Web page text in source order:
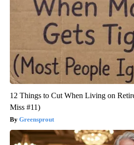
12 Things to Cut When Living on
Miss #11)
Greensprout